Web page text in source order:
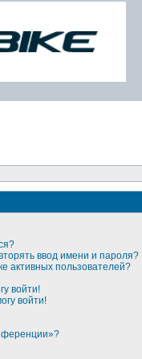
ввод имени и пароля?
активных пользователей?
войти!
войти!